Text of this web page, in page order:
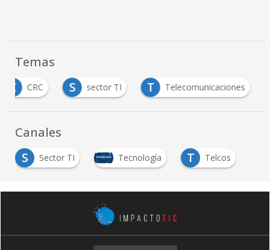
Temas
C
CRC S sector TI T Telecomunicaciones
Canales
S
Sector TI Tecnología T Telcos